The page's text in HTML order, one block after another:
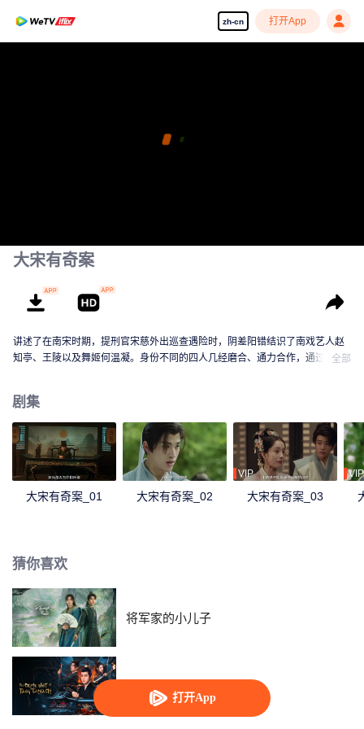
zh-cn 打开App
打开App
大宋有奇案
讲述了在南宋时期，提刑官宋慈外出巡查遇险时，阴差阳错结识了南戏艺人赵
知亭、王陵以及舞姬何温凝。身份不同的四人几经磨合、通力合作，通过推理
全部
剧集
大宋有奇案_01 大宋有奇案_02
VIP
大宋有奇案_03
VIP
猜你喜欢
将军家的小儿子